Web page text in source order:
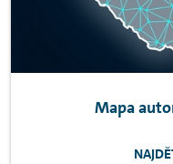
Mapa